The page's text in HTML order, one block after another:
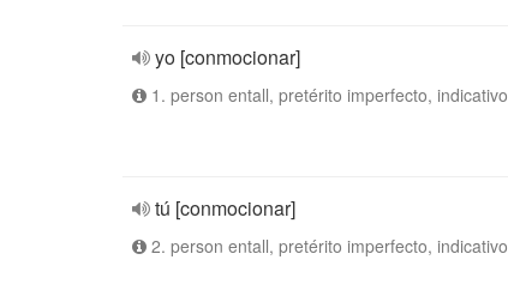
yo [conmocionar]
1. person entall, pretérito imperfecto, indicativo
tú [conmocionar]
2. person entall, pretérito imperfecto, indicativo